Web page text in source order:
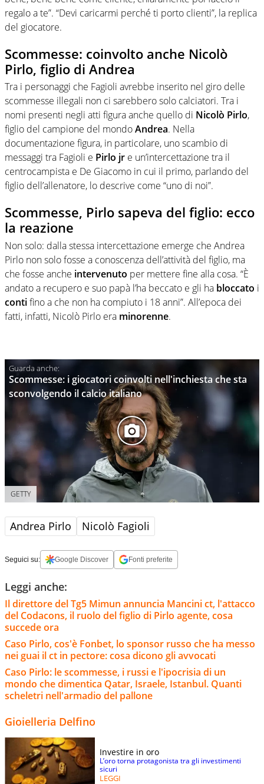
regalo a te”. “Devi caricarmi perché ti porto clienti”, la replica
del giocatore.
Scommesse: coinvolto anche Nicolò
Pirlo, figlio di Andrea
Tra i personaggi che Fagioli avrebbe inserito nel giro delle
scommesse illegali non ci sarebbero solo calciatori. Tra i
nomi presenti negli atti figura anche quello di Nicolò Pirlo,
figlio del campione del mondoAndrea. Nella
documentazione figura, in particolare, uno scambio di
messaggi tra Fagioli e Pirlo jr e un’intercettazione tra il
centrocampista e De Giacomo in cui il primo, parlando del
figlio dell’allenatore, lo descrive come “uno di noi”.
Scommesse, Pirlo sapeva del figlio: ecco
la reazione
Non solo: dalla stessa intercettazione emerge che Andrea
Pirlo non solo fosse a conoscenza dell’attività del figlio, ma
che fosse anche intervenuto per mettere fine alla cosa. “È
andato a recupero e suo papà l’ha beccato e gli ha bloccato i
contifino a che non ha compiuto i 18 anni”. All’epoca dei
fatti, infatti, Nicolò Pirlo era minorenne.
Scommesse: i giocatori coinvolti nell'inchiesta che sta
sconvolgendo il calcio italiano
GETTY
Andrea Pirlo Nicolò Fagioli
Seguici su: Google Discover Fonti preferite
Leggi anche:
Il direttore del Tg5 Mimun annuncia Mancini ct, l'attacco
del Codacons, il ruolo del figlio di Pirlo agente, cosa
succede ora
Caso Pirlo, cos'è Fonbet, lo sponsor russo che ha messo
nei guai il ct in pectore: cosa dicono gli avvocati
Caso Pirlo: le scommesse, i russi e l'ipocrisia di un
mondo che dimentica Qatar, Israele, Istanbul. Quanti
scheletri nell'armadio del pallone
Gioielleria Delfino
Investire in oro
L’oro torna protagonista tra gli investimenti
sicuri
LEGGI